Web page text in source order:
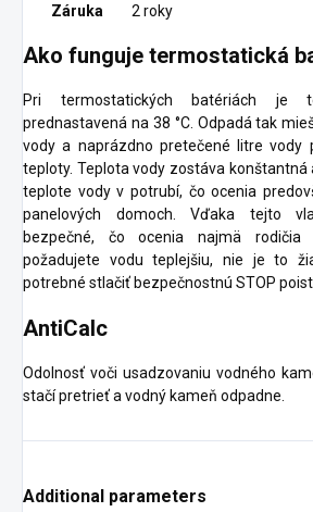
Záruka
2 roky
Ako funguje termostatická
Pri termostatických batériách je
prednastavená na 38 °C. Odpadá tak
vody a naprázdno pretečené litre vody
teploty. Teplota vody zostáva konštantná
teplote vody v potrubí, čo ocenia
panelových domoch. Vďaka tejto
bezpečné, čo ocenia najmä rodičia
požadujete vodu teplejšiu, nie je to
potrebné stlačiť bezpečnostnú STOP
AntiCalc
Odolnosť voči usadzovaniu vodného
stačí pretrieť a vodný kameň odpadne.
Additional parameters